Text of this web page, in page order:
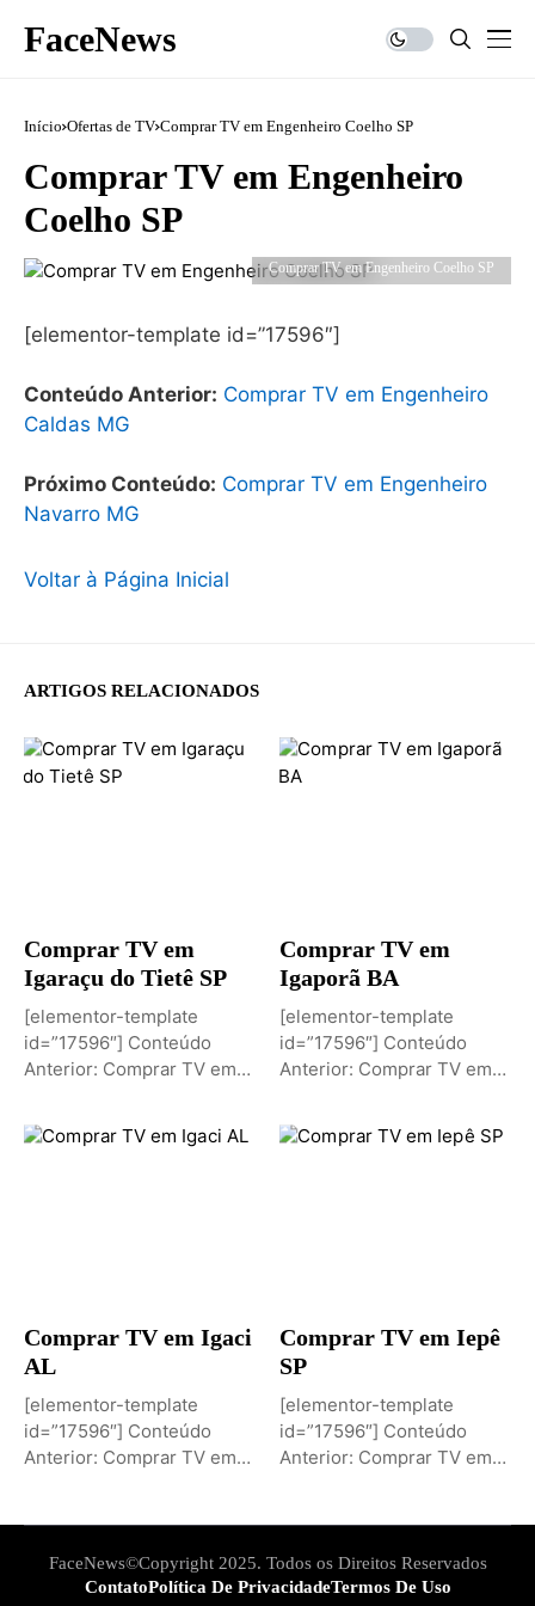
FaceNews
Início Ofertas de TV Comprar TV em Engenheiro Coelho SP
Comprar TV em Engenheiro
Coelho SP
Comprar TV em Engenheiro Coelho SP
[elementor-template id=”17596″]
Conteúdo Anterior: Comprar TV em Engenheiro
Caldas MG
Próximo Conteúdo: Comprar TV em Engenheiro
Navarro MG
Voltar à Página Inicial
ARTIGOS RELACIONADOS
Comprar TV em
Igaraçu do Tietê SP
[elementor-template
id=”17596″] Conteúdo
Anterior: Comprar TV em
Conteúdo: Sobremesa de...
Comprar TV em
Igaporã BA
[elementor-template
id=”17596″] Conteúdo
Anterior: Comprar TV em
Comprar TV...
Comprar TV em Igaci
AL
[elementor-template
id=”17596″] Conteúdo
Anterior: Comprar TV em
Comprar TV em Iepê
SP
[elementor-template
id=”17596″] Conteúdo
Anterior: Comprar TV em
FaceNews©Copyright 2025. Todos os Direitos Reservados
ContatoPolítica De PrivacidadeTermos De Uso